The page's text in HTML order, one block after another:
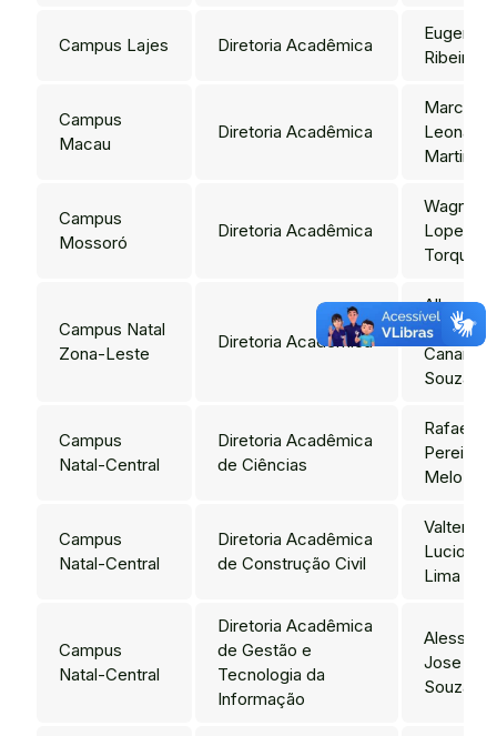
Campus Lajes Diretoria Acadêmica
Eugenio
Ribeiro
Campus
Macau
Diretoria Acadêmica
Marcos
Leonardo
Martins
Campus
Mossoró
Diretoria Acadêmica
Wagner
Lopes
Torquato
Campus Natal
Zona-Leste
Diretoria Acadêmica
Alberico
Teixeira
Canario
Souza
Campus
Natal-Central
Diretoria Acadêmica
de Ciências
Rafael
Pereira
Melo
Campus
Natal-Central
Diretoria Acadêmica
de Construção Civil
Valtencir
Lucio de
Lima
Campus
Natal-Central
Diretoria Acadêmica
de Gestão e
Tecnologia da
Informação
Jose de
Souza